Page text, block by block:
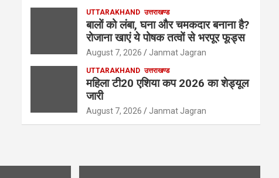
UTTARAKHAND उत्तराखण्ड
बालों को लंबा, घना और चमकदार बनाना है?
रोजाना खाएं ये पोषक तत्वों से भरपूर फूड्स
August 7, 2026 Janmat Jagran
UTTARAKHAND उत्तराखण्ड
महिला टी20 एशिया कप 2026 का शेड्यूल
जारी
August 7, 2026 Janmat Jagran